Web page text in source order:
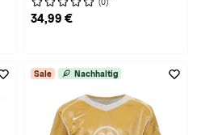
34,99 €
Sale Nachhaltig